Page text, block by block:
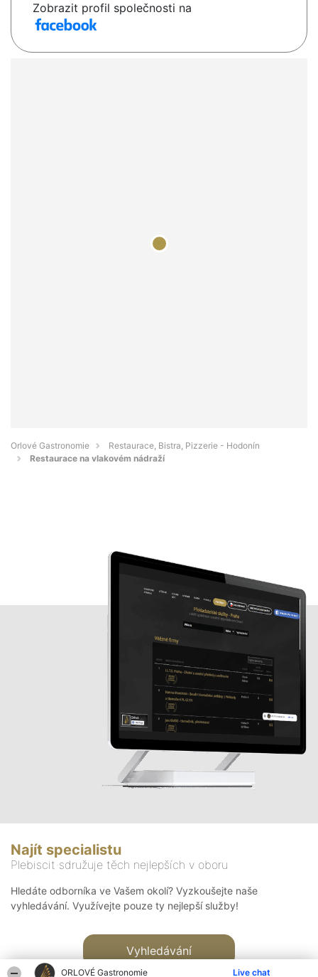
ORLOVÉ Gastronomie Live chat
Zobrazit profil společnosti na
Orlové Gastronomie
Restaurace, Bistra, Pizzerie - Hodonín
Restaurace na vlakovém nádraží
Najít specialistu
Plebiscit sdružuje těch nejlepších v oboru
Hledáte odborníka ve Vašem okolí? Vyzkoušejte naše
vyhledávání. Využívejte pouze ty nejlepší služby!
Vyhledávání